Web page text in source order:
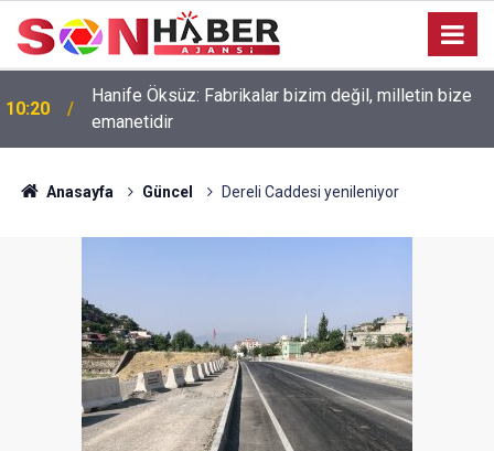
10:20
Hanife Öksüz: Fabrikalar bizim değil, milletin bize
emanetidir
Anasayfa Güncel Dereli Caddesi yenileniyor